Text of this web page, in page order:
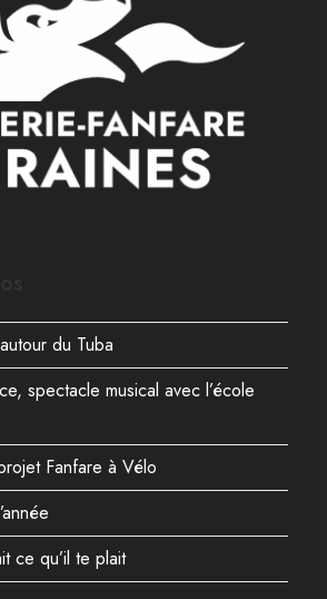
du Tuba
spectacle musical avec l’école
Fanfare à Vélo
ce qu’il te plait